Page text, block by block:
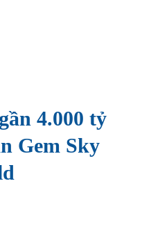
4.000 tỷ
Gem Sky